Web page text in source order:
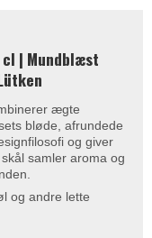
| Mundblæst
ægte
bløde, afrundede
og giver
samler aroma og
og andre lette